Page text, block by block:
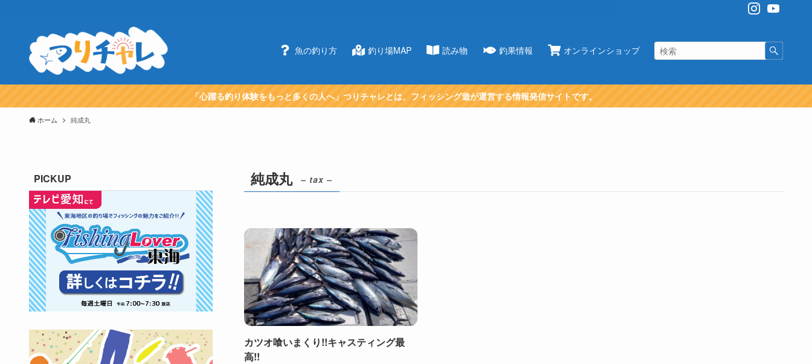
魚の釣り方 釣り場MAP 読み物 釣果情報 オンラインショップ
「心躍る釣り体験をもっと多くの人へ」つりチャレとは、フィッシング遊が運営する情報発信サイトです。
ホーム 純成丸
純成丸 – tax –
カツオ喰いまくり!!キャスティング最
高!!
PICKUP